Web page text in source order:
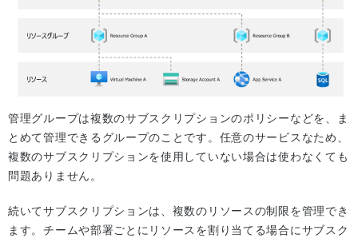
管理グループは複数のサブスクリプションのポリシーなどを、ま
とめて管理できるグループのことです。任意のサービスなため、
複数のサブスクリプションを使用していない場合は使わなくても
問題ありません。
続いてサブスクリプションは、複数のリソースの制限を管理でき
ます。チームや部署ごとにリソースを割り当てる場合にサブスク